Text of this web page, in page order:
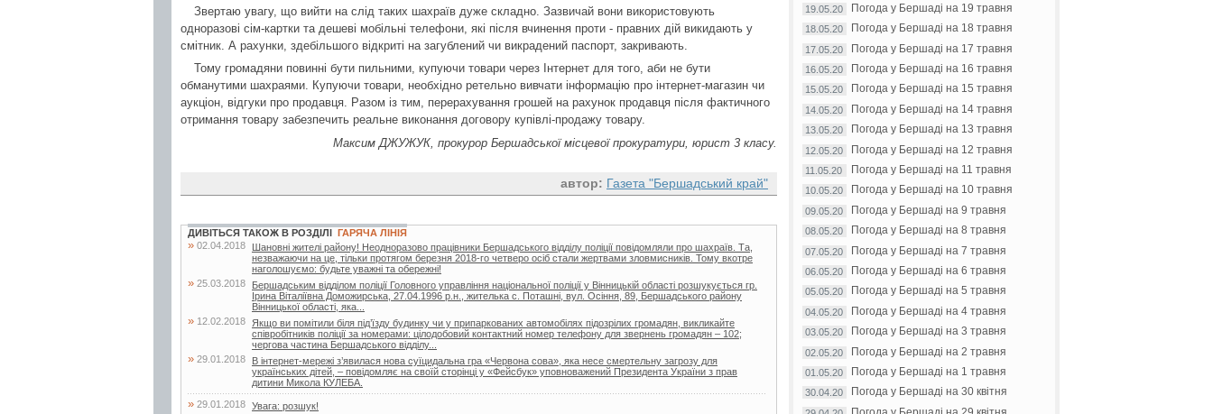
Звертаю увагу, що вийти на слід таких шахраїв дуже складно. Зазвичай вони використовують
одноразові сім-картки та дешеві мобільні телефони, які після вчинення проти - правних дій викидають у
смітник. А рахунки, здебільшого відкриті на загублений чи викрадений паспорт, закривають.
Тому громадяни повинні бути пильними, купуючи товари через Інтернет для того, аби не бути
обманутими шахраями. Купуючи товари, необхідно ретельно вивчати інформацію про інтернет-магазин чи
аукціон, відгуки про продавця. Разом із тим, перерахування грошей на рахунок продавця після фактичного
отримання товару забезпечить реальне виконання договору купівлі-продажу товару.
Максим ДЖУЖУК, прокурор Бершадської місцевої прокуратури, юрист 3 класу.
автор: Газета "Бершадський край"
ДИВІТЬСЯ ТАКОЖ В РОЗДІЛІ ГАРЯЧА ЛІНІЯ
» 02.04.2018
Шановні жителі району! Неодноразово працівники Бершадського відділу поліції повідомляли про шахраїв. Та,
незважаючи на це, тільки протягом березня 2018-го четверо осіб стали жертвами зловмисників. Тому вкотре
наголошуємо: будьте уважні та обережні!
» 25.03.2018
Бершадським відділом поліції Головного управління національної поліції у Вінницькій області розшукується гр.
Ірина Віталіївна Доможирська, 27.04.1996 р.н., жителька с. Поташні, вул. Осіння, 89, Бершадського району
Вінницької області, яка...
» 12.02.2018
Якщо ви помітили біля під’їзду будинку чи у припаркованих автомобілях підозрілих громадян, викликайте
співробітників поліції за номерами: цілодобовий контактний номер телефону для звернень громадян – 102;
чергова частина Бершадського відділу...
» 29.01.2018
В інтернет-мережі з’явилася нова суїцидальна гра «Червона сова», яка несе смертельну загрозу для
українських дітей, – повідомляє на своїй сторінці у «Фейсбук» уповноважений Президента України з прав
дитини Микола КУЛЕБА.
» 29.01.2018 Увага: розшук!
19.05.20 Погода у Бершаді на 19 травня
18.05.20 Погода у Бершаді на 18 травня
17.05.20 Погода у Бершаді на 17 травня
16.05.20 Погода у Бершаді на 16 травня
15.05.20 Погода у Бершаді на 15 травня
14.05.20 Погода у Бершаді на 14 травня
13.05.20 Погода у Бершаді на 13 травня
12.05.20 Погода у Бершаді на 12 травня
11.05.20 Погода у Бершаді на 11 травня
10.05.20 Погода у Бершаді на 10 травня
09.05.20 Погода у Бершаді на 9 травня
08.05.20 Погода у Бершаді на 8 травня
07.05.20 Погода у Бершаді на 7 травня
06.05.20 Погода у Бершаді на 6 травня
05.05.20 Погода у Бершаді на 5 травня
04.05.20 Погода у Бершаді на 4 травня
03.05.20 Погода у Бершаді на 3 травня
02.05.20 Погода у Бершаді на 2 травня
01.05.20 Погода у Бершаді на 1 травня
30.04.20 Погода у Бершаді на 30 квітня